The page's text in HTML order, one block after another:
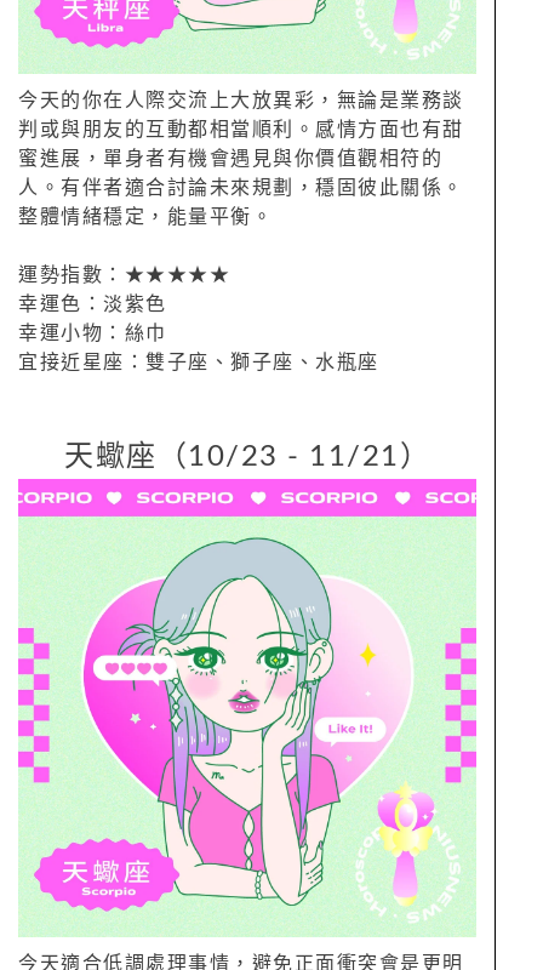
今天的你在人際交流上大放異彩，無論是業務談
判或與朋友的互動都相當順利。感情方面也有甜
蜜進展，單身者有機會遇見與你價值觀相符的
人。有伴者適合討論未來規劃，穩固彼此關係。
整體情緒穩定，能量平衡。
運勢指數：★★★★★
幸運色：淡紫色
幸運小物：絲巾
宜接近星座：雙子座、獅子座、水瓶座
天蠍座（10/23 - 11/21）
今天適合低調處理事情，避免正面衝突會是更明